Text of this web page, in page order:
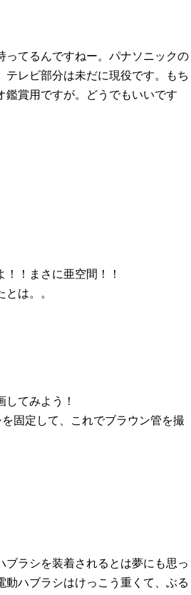
ってるんですねー。パナソニックの
レビ部分は未だに現役です。もち
鑑賞用ですが。どうでもいいです
！まさに亜空間！！
は。。
てみよう！
固定して、これでブラウン管を撮
ラシを装着されるとは夢にも思っ
ハブラシはけっこう重くて、ぶる